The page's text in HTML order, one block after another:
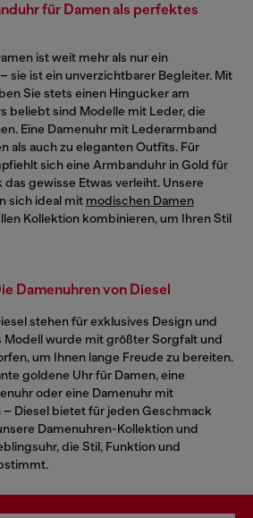
für Damen als perfektes
ist weit mehr als nur ein
sie ist ein unverzichtbarer Begleiter. Mit
Sie stets einen Hingucker am
beliebt sind Modelle mit Leder, die
Eine Damenuhr mit Lederarmband
als auch zu eleganten Outfits. Für
sich eine Armbanduhr in Gold für
gewisse Etwas verleiht. Unsere
sich ideal mit modischen Damen
Kollektion kombinieren, um Ihren Stil
Damenuhren von Diesel
stehen für exklusives Design und
Modell wurde mit größter Sorgfalt und
um Ihnen lange Freude zu bereiten.
goldene Uhr für Damen, eine
oder eine Damenuhr mit
Diesel bietet für jeden Geschmack
Damenuhren-Kollektion und
die Stil, Funktion und